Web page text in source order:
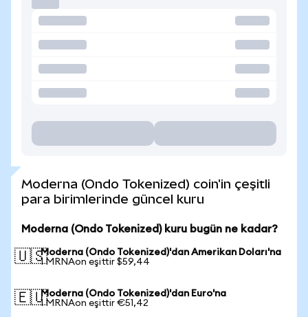
Moderna (Ondo Tokenized) coin'in çeşitli
para birimlerinde güncel kuru
Moderna (Ondo Tokenized) kuru bugün ne kadar?
🇺🇸Moderna (Ondo Tokenized)'dan Amerikan Doları'na
1 MRNAon eşittir $59,44
🇪🇺Moderna (Ondo Tokenized)'dan Euro'na
1 MRNAon eşittir €51,42